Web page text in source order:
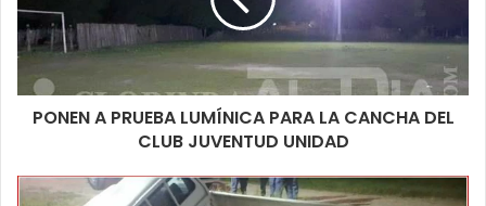
PONEN A PRUEBA LUMÍNICA PARA LA CANCHA DEL
CLUB JUVENTUD UNIDAD